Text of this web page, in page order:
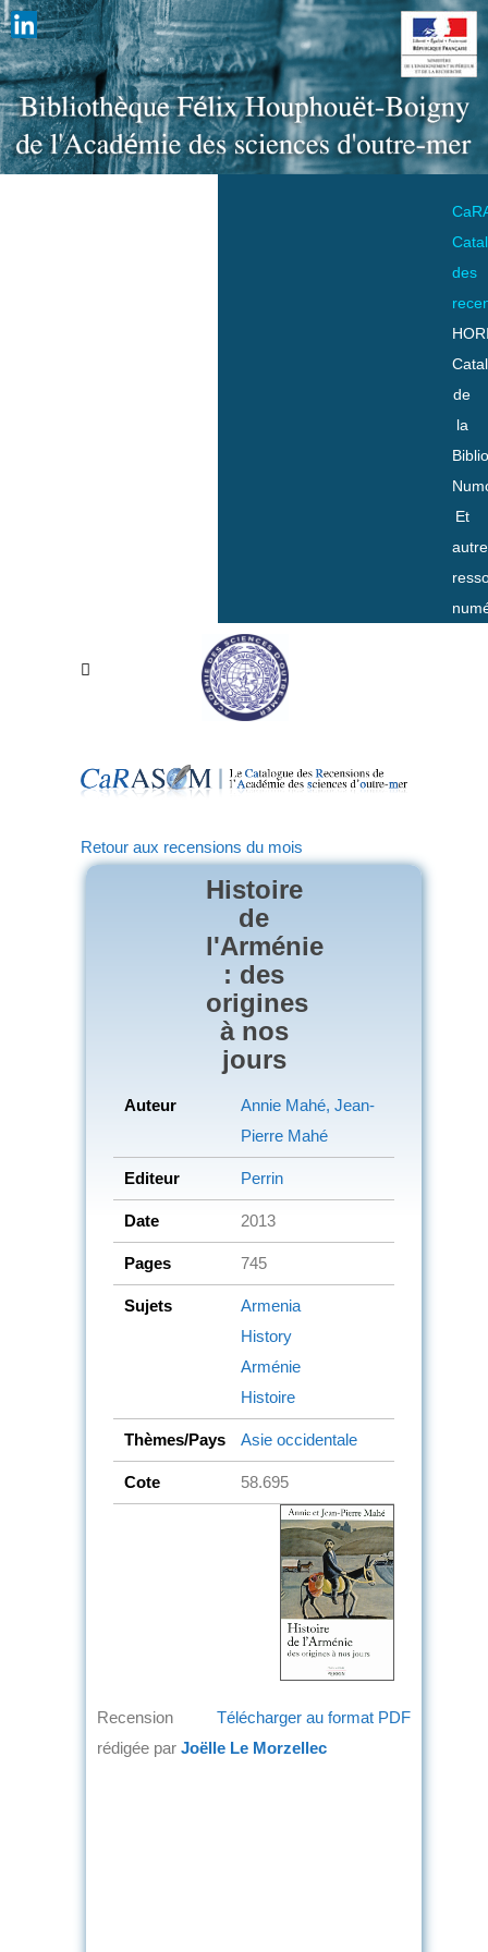
des
de
la
Et
Retour aux recensions du mois
Histoire
de
l'Arménie
: des
origines
à nos
jours
Auteur
Annie Mahé, Jean-
Pierre Mahé
Editeur Perrin
Date 2013
Pages 745
Sujets
Armenia
History
Arménie
Histoire
Thèmes/Pays Asie occidentale
Cote 58.695
Télécharger au format PDF
Recension
rédigée par Joëlle Le Morzellec